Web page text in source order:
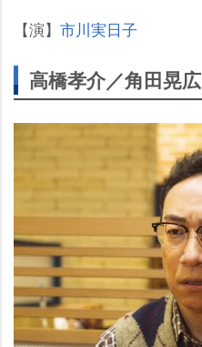
【演】 市川実日子
高橋孝介／角田晃広